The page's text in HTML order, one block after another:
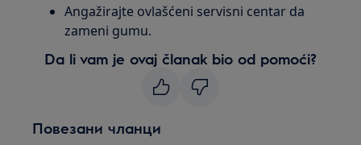
Angažirajte ovlašćeni servisni centar da
zameni gumu.
Da li vam je ovaj članak bio od pomoći?
Повезани чланци